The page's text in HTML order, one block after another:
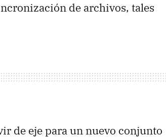
de archivos, tales
de eje para un nuevo conjunto